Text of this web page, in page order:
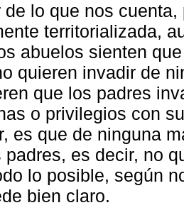
de lo que nos
territorializada,
abuelos sienten
quieren invadir de
que los padres
o privilegios con
es que de ninguna
padres, es decir, no
lo posible, según
bien claro.